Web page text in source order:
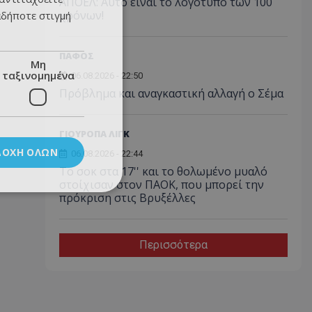
χρόνων!
ΠΑΦΟΣ
06.08.2026 - 22:50
Πρόβλημα και αναγκαστική αλλαγή ο Σέμα
ΓΙΟΥΡΟΠΑ ΛΙΓΚ
06.08.2026 - 22:44
Το σοκ στα 17'' και το θολωμένο μυαλό
στοίχισαν στον ΠΑΟΚ, που μπορεί την
πρόκριση στις Βρυξέλλες
Περισσότερα
στιγμή
Μη
ταξινομημένα
ΌΛΩΝ